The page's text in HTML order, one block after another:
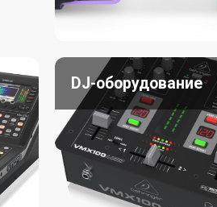
DJ-оборудование